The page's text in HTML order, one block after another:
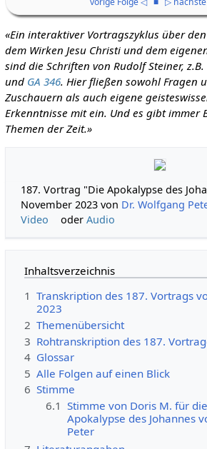
«Ein interaktiver Vortragszyklus über
dem Wirken Jesu Christi und dem
sind die Schriften von Rudolf Steiner, z.B.
und GA 346. Hier fließen sowohl Fragen
Zuschauern als auch eigene
Erkenntnisse mit ein. Und es gibt immer
Themen der Zeit.»
187. Vortrag "Die Apokalypse des
November 2023 von Dr. Wolfgang
Video
oderAudio
Inhaltsverzeichnis
1 Transkription des 187. Vortrags
2023
2 Themenübersicht
3 Rohtranskription des 187.
4 Glossar
5 Alle Folgen auf einen Blick
6 Stimme
6.1 Stimme von Doris M. für
Apokalypse des Johannes
Peter